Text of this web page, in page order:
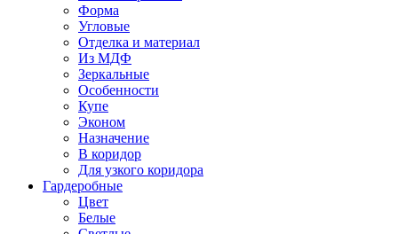
Форма
Угловые
Отделка и материал
Из МДФ
Зеркальные
Особенности
Купе
Эконом
Назначение
В коридор
Для узкого коридора
Гардеробные
Цвет
Белые